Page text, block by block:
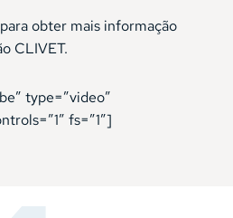
obter mais informação
CLIVET.
type=”video”
fs=”1″]